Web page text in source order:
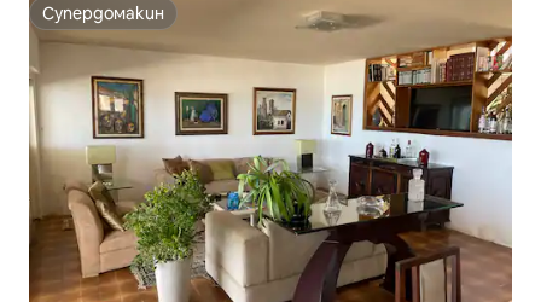
Супердомакин
Супердомакин